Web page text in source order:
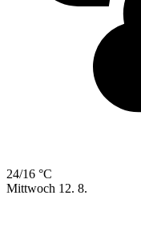
24/16 °C
Mittwoch 12. 8.